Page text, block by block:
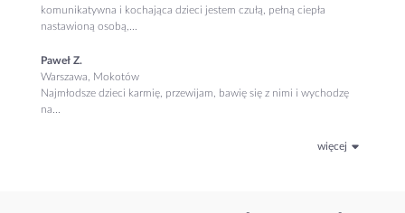
komunikatywna i kochająca dzieci jestem czułą, pełną ciepła
nastawioną osobą,...
Paweł Z.
Warszawa, Mokotów
Najmłodsze dzieci karmię, przewijam, bawię się z nimi i wychodzę
na...
więcej